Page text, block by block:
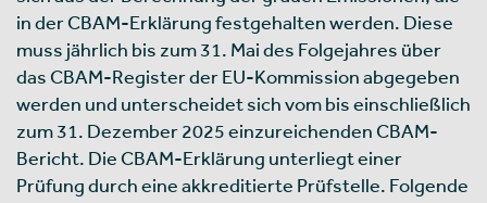
in der CBAM-Erklärung festgehalten werden. Diese
muss jährlich bis zum 31. Mai des Folgejahres über
das CBAM-Register der EU-Kommission abgegeben
werden und unterscheidet sich vom bis einschließlich
zum 31. Dezember 2025 einzureichenden CBAM-
Bericht. Die CBAM-Erklärung unterliegt einer
Prüfung durch eine akkreditierte Prüfstelle. Folgende